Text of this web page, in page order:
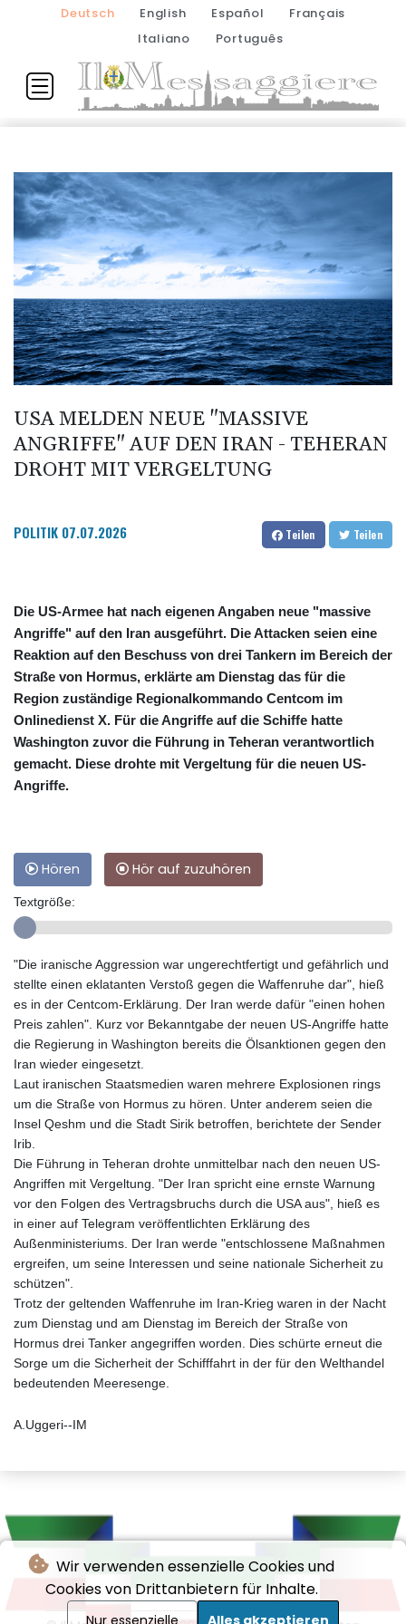
Wir verwenden essenzielle Cookies und
Cookies von Drittanbietern für Inhalte.
Nur essenzielle Alles akzeptieren
Deutsch English Español
Français
Italiano
Português
USA MELDEN NEUE "MASSIVE
ANGRIFFE" AUF DEN IRAN - TEHERAN
DROHT MIT VERGELTUNG
POLITIK 07.07.2026 Teilen Teilen
Die US-Armee hat nach eigenen Angaben neue "massive
Angriffe" auf den Iran ausgeführt. Die Attacken seien eine
Reaktion auf den Beschuss von drei Tankern im Bereich der
Straße von Hormus, erklärte am Dienstag das für die
Region zuständige Regionalkommando Centcom im
Onlinedienst X. Für die Angriffe auf die Schiffe hatte
Washington zuvor die Führung in Teheran verantwortlich
gemacht. Diese drohte mit Vergeltung für die neuen US-
Angriffe.
Hören Hör auf zuzuhören
Textgröße:
"Die iranische Aggression war ungerechtfertigt und gefährlich und
stellte einen eklatanten Verstoß gegen die Waffenruhe dar", hieß
es in der Centcom-Erklärung. Der Iran werde dafür "einen hohen
Preis zahlen". Kurz vor Bekanntgabe der neuen US-Angriffe hatte
die Regierung in Washington bereits die Ölsanktionen gegen den
Iran wieder eingesetzt.
Laut iranischen Staatsmedien waren mehrere Explosionen rings
um die Straße von Hormus zu hören. Unter anderem seien die
Insel Qeshm und die Stadt Sirik betroffen, berichtete der Sender
Irib.
Die Führung in Teheran drohte unmittelbar nach den neuen US-
Angriffen mit Vergeltung. "Der Iran spricht eine ernste Warnung
vor den Folgen des Vertragsbruchs durch die USA aus", hieß es
in einer auf Telegram veröffentlichten Erklärung des
Außenministeriums. Der Iran werde "entschlossene Maßnahmen
ergreifen, um seine Interessen und seine nationale Sicherheit zu
schützen".
Trotz der geltenden Waffenruhe im Iran-Krieg waren in der Nacht
zum Dienstag und am Dienstag im Bereich der Straße von
Hormus drei Tanker angegriffen worden. Dies schürte erneut die
Sorge um die Sicherheit der Schifffahrt in der für den Welthandel
bedeutenden Meeresenge.
A.Uggeri--IM